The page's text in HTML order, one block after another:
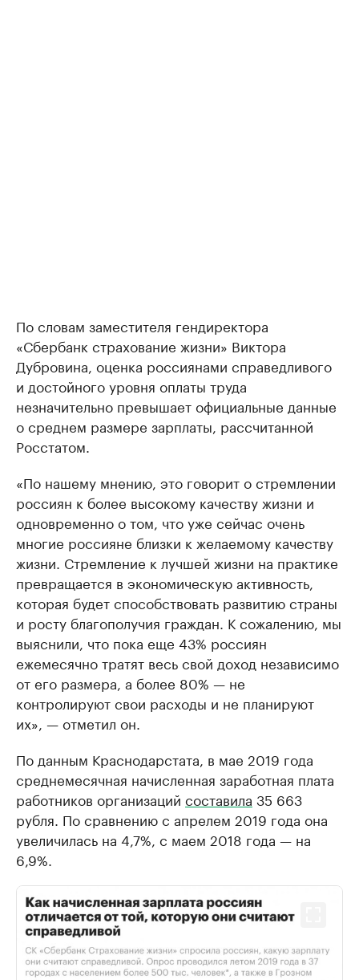
По словам заместителя гендиректора
«Сбербанк страхование жизни» Виктора
Дубровина, оценка россиянами справедливого
и достойного уровня оплаты труда
незначительно превышает официальные данные
о среднем размере зарплаты, рассчитанной
Росстатом.
«По нашему мнению, это говорит о стремлении
россиян к более высокому качеству жизни и
одновременно о том, что уже сейчас очень
многие россияне близки к желаемому качеству
жизни. Стремление к лучшей жизни на практике
превращается в экономическую активность,
которая будет способствовать развитию страны
и росту благополучия граждан. К сожалению, мы
выяснили, что пока еще 43% россиян
ежемесячно тратят весь свой доход независимо
от его размера, а более 80% — не
контролируют свои расходы и не планируют
их», — отметил он.
По данным Краснодарстата, в мае 2019 года
среднемесячная начисленная заработная плата
работников организаций составила 35 663
рубля. По сравнению с апрелем 2019 года она
увеличилась на 4,7%, с маем 2018 года — на
6,9%.